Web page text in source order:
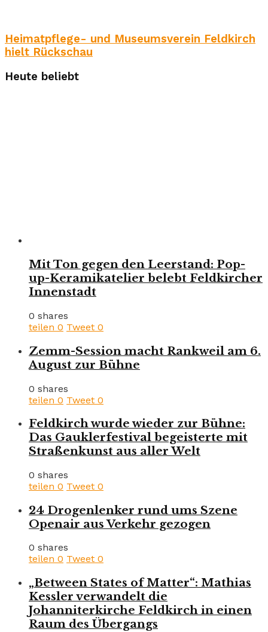
Heimatpflege- und Museumsverein Feldkirch
hielt Rückschau
Heute beliebt
Mit Ton gegen den Leerstand: Pop-
up-Keramikatelier belebt Feldkircher
Innenstadt
0 shares
teilen 0 Tweet 0
Zemm-Session macht Rankweil am 6.
August zur Bühne
0 shares
teilen 0 Tweet 0
Feldkirch wurde wieder zur Bühne:
Das Gauklerfestival begeisterte mit
Straßenkunst aus aller Welt
0 shares
teilen 0 Tweet 0
24 Drogenlenker rund ums Szene
Openair aus Verkehr gezogen
0 shares
teilen 0 Tweet 0
„Between States of Matter“: Mathias
Kessler verwandelt die
Johanniterkirche Feldkirch in einen
Raum des Übergangs